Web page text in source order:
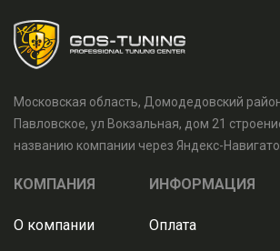
Московская область, Домодедовский
Павловское, ул Вокзальная, дом 21
названию компании через Яндекс-
КОМПАНИЯ
О компании
ИНФОРМАЦИЯ
Оплата